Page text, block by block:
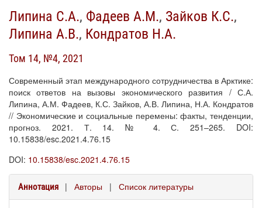
Липина С.А., Фадеев А.М., Зайков К.С.,
Липина А.В., Кондратов Н.А.
Том 14, №4, 2021
Современный этап международного сотрудничества в Арктике:
поиск ответов на вызовы экономического развития / С.А.
Липина, А.М. Фадеев, К.С. Зайков, А.В. Липина, Н.А. Кондратов
// Экономические и социальные перемены: факты, тенденции,
прогноз. 2021. Т. 14. № 4. С. 251–265. DOI:
10.15838/esc.2021.4.76.15
DOI: 10.15838/esc.2021.4.76.15
Аннотация | Авторы | Список литературы